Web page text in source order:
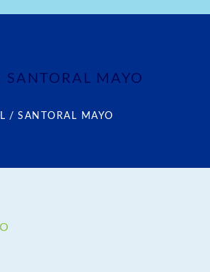
SANTORAL MAYO
/ SANTORAL MAYO